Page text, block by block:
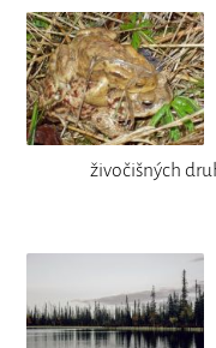
živočišných